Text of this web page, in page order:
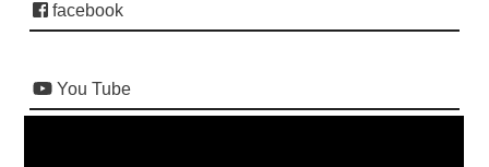
facebook
You Tube